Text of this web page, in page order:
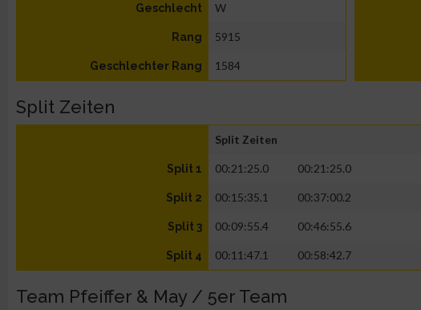
Geschlecht W
Rang 5915
Geschlechter Rang 1584
Split Zeiten
Split Zeiten
Split 1 00:21:25.0 00:21:25.0
Split 2 00:15:35.1 00:37:00.2
Split 3 00:09:55.4 00:46:55.6
Split 4 00:11:47.1 00:58:42.7
Team Pfeiffer & May / 5er Team